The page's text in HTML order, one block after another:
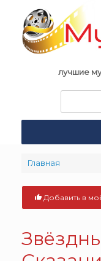
content
лучшие
поиска:
Главная
Добавить в